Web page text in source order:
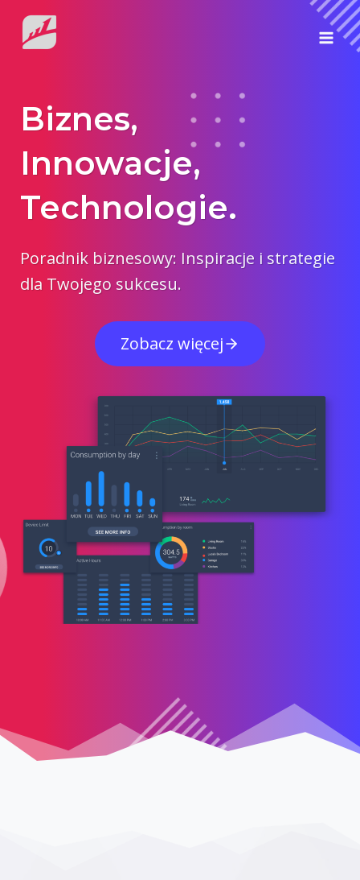
treści
Biznes,
Innowacje,
Technologie.
Poradnik biznesowy: Inspiracje i strategie
dla Twojego sukcesu.
Zobacz więcej